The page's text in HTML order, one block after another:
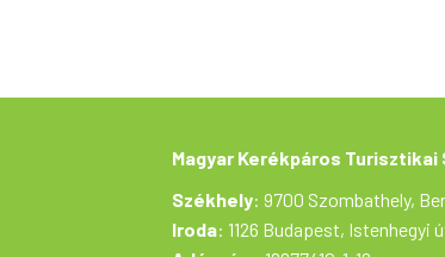
Magyar Kerékpáros
Székhely: 9700 Szombathely,
Iroda: 1126 Budapest, Istenhegyi